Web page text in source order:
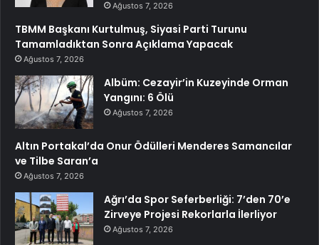
Ağustos 7, 2026
TBMM Başkanı Kurtulmuş, Siyasi Parti Turunu
Tamamladıktan Sonra Açıklama Yapacak
Ağustos 7, 2026
Albüm: Cezayir’in Kuzeyinde Orman
Yangını: 6 Ölü
Ağustos 7, 2026
Altın Portakal’da Onur Ödülleri Menderes Samancılar
ve Tilbe Saran’a
Ağustos 7, 2026
Ağrı’da Spor Seferberliği: 7’den 70’e
Zirveye Projesi Rekorlarla İlerliyor
Ağustos 7, 2026